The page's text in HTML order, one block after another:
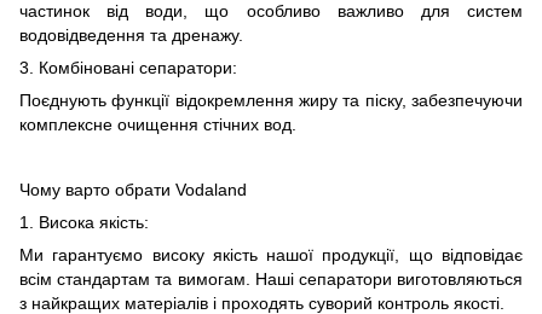
частинок від води, що особливо важливо для систем
водовідведення та дренажу.
3. Комбіновані сепаратори:
Поєднують функції відокремлення жиру та піску, забезпечуючи
комплексне очищення стічних вод.
Чому варто обрати Vodaland
1. Висока якість:
Ми гарантуємо високу якість нашої продукції, що відповідає
всім стандартам та вимогам. Наші сепаратори виготовляються
з найкращих матеріалів і проходять суворий контроль якості.